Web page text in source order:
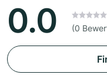
0.0 (0